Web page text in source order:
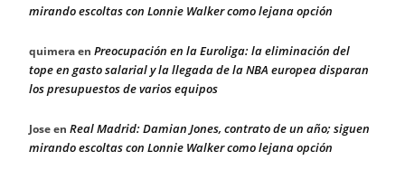
mirando escoltas con Lonnie Walker como lejana opción
quimeraen Preocupación en la Euroliga: la eliminación del
tope en gasto salarial y la llegada de la NBA europea disparan
los presupuestos de varios equipos
Joseen Real Madrid: Damian Jones, contrato de un año; siguen
mirando escoltas con Lonnie Walker como lejana opción